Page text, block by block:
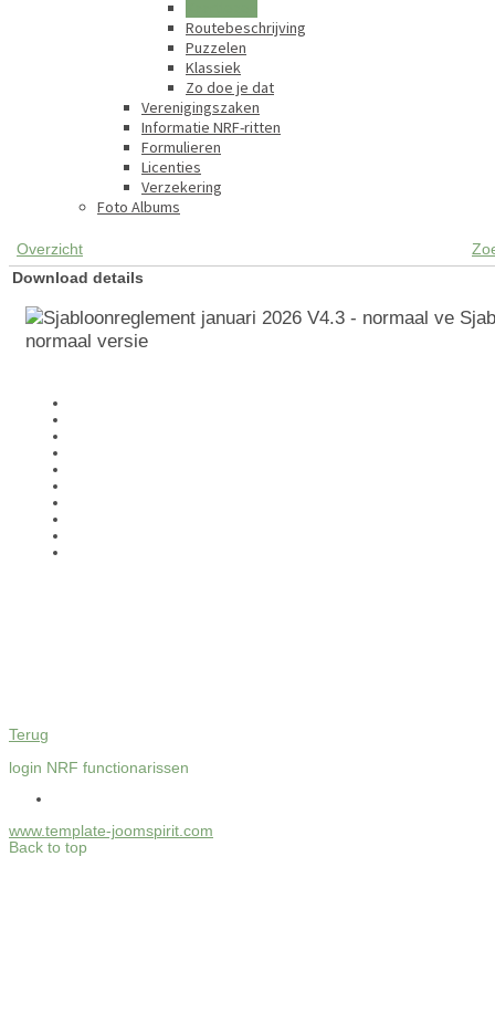
Routebeschrijving
Puzzelen
Klassiek
Zo doe je dat
Verenigingszaken
Informatie NRF-ritten
Formulieren
Licenties
Verzekering
Foto Albums
Overzicht
Download details
normaal versie
Terug
login NRF functionarissen
www.template-joomspirit.com
Back to top